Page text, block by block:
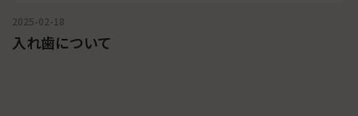
2025-02-18
入れ歯について